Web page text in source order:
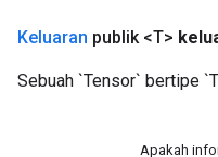
Keluaran publik <T>
Sebuah `Tensor` bertipe
Apakah